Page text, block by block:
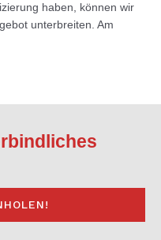
haben, können wir
unterbreiten. Am